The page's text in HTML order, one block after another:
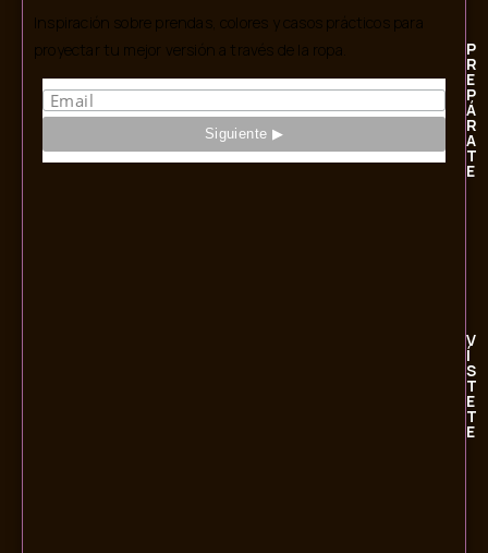
Inspiración sobre prendas, colores y casos prácticos para
proyectar tu mejor versión a través de la ropa.
P
R
E
P
Á
R
A
T
E
V
Í
S
T
E
T
E